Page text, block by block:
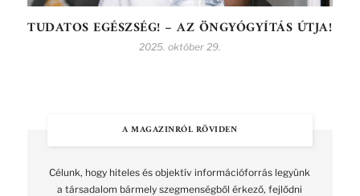
TUDATOS EGÉSZSÉG! – AZ ÖNGYÓGYÍTÁS ÚTJA!
2025. október 29.
A MAGAZINRÓL RÖVIDEN
Célunk, hogy hiteles és objektív információforrás legyünk
a társadalom bármely szegmenségből érkező, fejlődni